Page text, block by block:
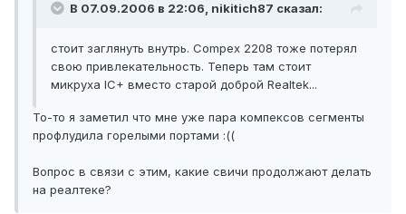
В 07.09.2006 в 22:06, nikitich87 сказал:
стоит заглянуть внутрь. Compex 2208 тоже потерял
свою привлекательность. Теперь там стоит
микруха IC+ вместо старой доброй Realtek...
То-то я заметил что мне уже пара компексов сегменты
профлудила горелыми портами :((
Вопрос в связи с этим, какие свичи продолжают делать
на реалтеке?